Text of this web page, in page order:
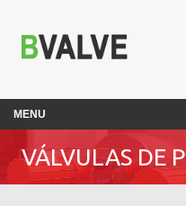
MENU
VÁLVULAS DE